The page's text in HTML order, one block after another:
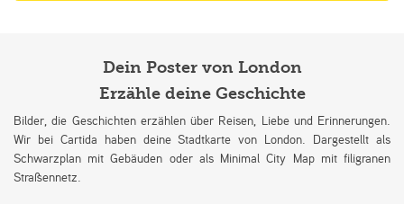
Dein Poster von London
Erzähle deine Geschichte
Bilder, die Geschichten erzählen über Reisen, Liebe und Erinnerungen.
Wir bei Cartida haben deine Stadtkarte von London. Dargestellt als
Schwarzplan mit Gebäuden oder als Minimal City Map mit filigranen
Straßennetz.